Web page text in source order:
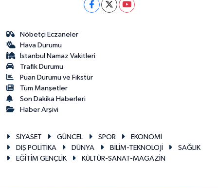
Nöbetçi Eczaneler
Hava Durumu
İstanbul Namaz Vakitleri
Trafik Durumu
Puan Durumu ve Fikstür
Tüm Manşetler
Son Dakika Haberleri
Haber Arşivi
SİYASET GÜNCEL SPOR
EKONOMİ
DIŞ POLİTİKA
DÜNYA BİLİM-TEKNOLOJİ
SAĞLIK
EĞİTİM GENÇLİK
KÜLTÜR-SANAT-MAGAZİN